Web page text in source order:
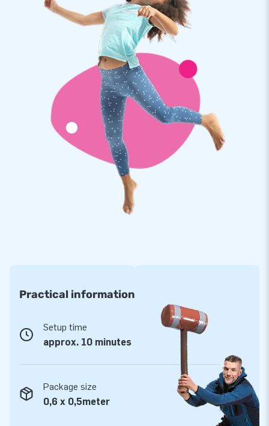
met de meegeleverde handleiding. Ook bij dit pakket:
verankermateriaal, een blower en een transportzak.
Topkwaliteit met 2 jaar garantie
De poppen van JB-inflatables zijn gemaakt van sterk, hoge
kwaliteit PVC, dat we op meerdere punten verstevigen.
Bovendien zijn ze meervoudig gestikt. Dat maakt ze
duurzaam en eenvoudig schoon te houden. We bieden je op de
poppen zonder meer 2 jaar garantie. Je levert hiermee
optimaal speelplezier.
Koop deze gigantische feestende Abraham en Sarah en
bezorg jouw klanten de dag van hun leven!
Meer dan 15.000 klanten kozen ook voor JB
medewerkers leveren unieke opblaasattracties op grootse
wijze! En je bent altijd verzekerd van onze professionele
service en levering. Daarom noemen ze ons ook wel
‘creators of greatness’!
Practical information
Setup time
approx. 10 minutes
Package size
0,6 x 0,5meter